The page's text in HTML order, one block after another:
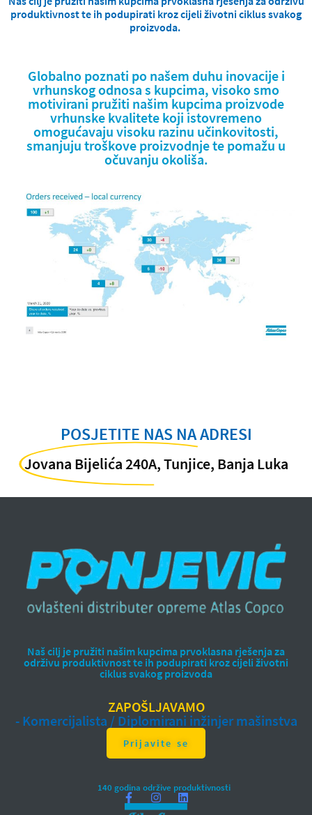
produktivnost te ih podupirati kroz cijeli životni ciklus svakog
proizvoda.
Globalno poznati po našem duhu inovacije i
vrhunskog odnosa s kupcima, visoko smo
motivirani pružiti našim kupcima proizvode
vrhunske kvalitete koji istovremeno
omogućavaju visoku razinu učinkovitosti,
smanjuju troškove proizvodnje te pomažu u
očuvanju okoliša.
POSJETITE NAS NA ADRESI
Jovana Bijelića 240A, Tunjice, Banja Luka
Naš cilj je pružiti našim kupcima prvoklasna rješenja za
održivu produktivnost te ih podupirati kroz cijeli životni
ciklus svakog proizvoda
ZAPOŠLJAVAMO
- Komercijalista / Diplomirani inžinjer mašinstva
Prijavite se
140 godina održive produktivnosti